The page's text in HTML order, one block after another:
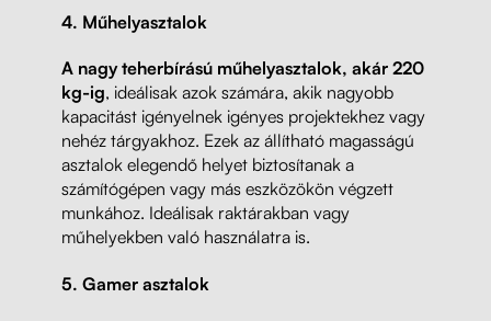
4. Műhelyasztalok
A nagy teherbírású műhelyasztalok, akár 220
kg-ig, ideálisak azok számára, akik nagyobb
kapacitást igényelnek igényes projektekhez vagy
nehéz tárgyakhoz. Ezek az állítható magasságú
asztalok elegendő helyet biztosítanak a
számítógépen vagy más eszközökön végzett
munkához. Ideálisak raktárakban vagy
műhelyekben való használatra is.
5. Gamer asztalok